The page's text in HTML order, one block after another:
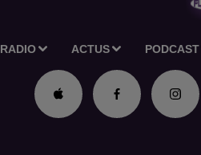
RADIO ACTUS PODCAST